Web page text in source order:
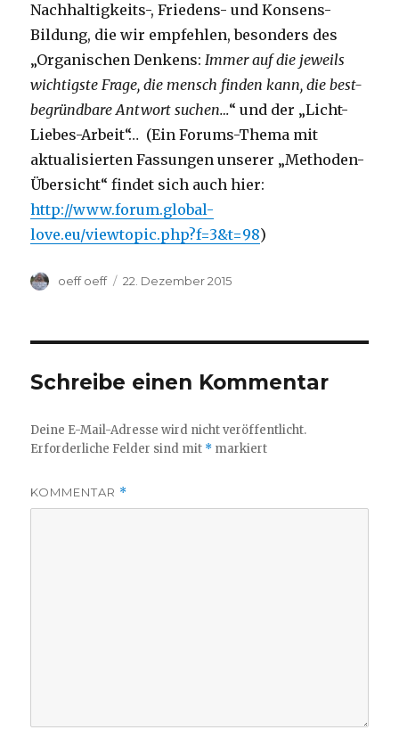
Nachhaltigkeits-, Friedens- und Konsens-
Bildung, die wir empfehlen, besonders des
„Organischen Denkens:Immer auf die jeweils
wichtigste Frage, die mensch finden kann, die best-
begründbare Antwort suchen…“ und der „Licht-
Liebes-Arbeit“… (Ein Forums-Thema mit
aktualisierten Fassungen unserer „Methoden-
Übersicht“ findet sich auch hier:
http://www.forum.global-
love.eu/viewtopic.php?f=3&t=98)
Autor
oeff oeff
Veröffentlicht
22. Dezember 2015
Schreibe einen Kommentar
Deine E-Mail-Adresse wird nicht veröffentlicht.
Erforderliche Felder sind mit * markiert
KOMMENTAR *